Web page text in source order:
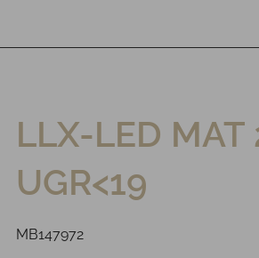
LLX-LED
UGR<19
MB147972